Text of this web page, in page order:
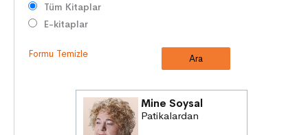
Tüm Kitaplar
E-kitaplar
Formu Temizle
Mine Soysal
Patikalardan